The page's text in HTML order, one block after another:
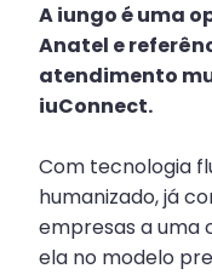
A iungo é uma
Anatel e
atendimento
iuConnect.
Com tecnologia
humanizado, já
empresas a uma
ela no modelo